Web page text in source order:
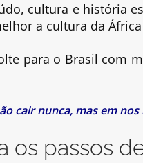
cultura e história
a cultura da
para o Brasil com
cair nunca, mas em
os passos